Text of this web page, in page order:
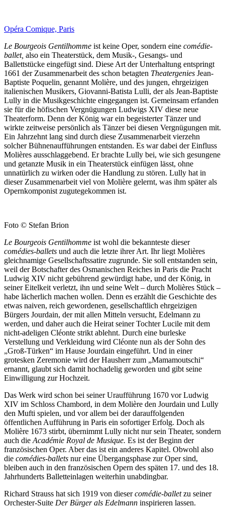
Opéra Comique, Paris
Le Bourgeois Gentilhomme ist keine Oper, sondern eine comédie-
ballet, also ein Theaterstück, dem Musik-, Gesangs- und
Ballettstücke eingefügt sind. Diese Art der Unterhaltung entspringt
1661 der Zusammenarbeit des schon betagten Theatergenies Jean-
Baptiste Poquelin, genannt Molière, und des jungen, ehrgeizigen
italienischen Musikers, Giovanni-Batista Lulli, der als Jean-Baptiste
Lully in die Musikgeschichte eingegangen ist. Gemeinsam erfanden
sie für die höfischen Vergnügungen Ludwigs XIV diese neue
Theaterform. Denn der König war ein begeisterter Tänzer und
wirkte zeitweise persönlich als Tänzer bei diesen Vergnügungen mit.
Ein Jahrzehnt lang sind durch diese Zusammenarbeit vierzehn
solcher Bühnenaufführungen entstanden. Es war dabei der Einfluss
Molières ausschlaggebend. Er brachte Lully bei, wie sich gesungene
und getanzte Musik in ein Theaterstück einfügen lässt, ohne
unnatürlich zu wirken oder die Handlung zu stören. Lully hat in
dieser Zusammenarbeit viel von Molière gelernt, was ihm später als
Opernkomponist zugutegekommen ist.
Foto © Stefan Brion
Le Bourgeois Gentilhomme ist wohl die bekannteste dieser
comédies-ballets und auch die letzte ihrer Art. Ihr liegt Molières
gleichnamige Gesellschaftssatire zugrunde. Sie soll entstanden sein,
weil der Botschafter des Osmanischen Reiches in Paris die Pracht
Ludwig XIV nicht gebührend gewürdigt habe, und der König, in
seiner Eitelkeit verletzt, ihn und seine Welt – durch Molières Stück –
habe lächerlich machen wollen. Denn es erzählt die Geschichte des
etwas naiven, reich gewordenen, gesellschaftlich ehrgeizigen
Bürgers Jourdain, der mit allen Mitteln versucht, Edelmann zu
werden, und daher auch die Heirat seiner Tochter Lucile mit dem
nicht-adeligen Cléonte strikt ablehnt. Durch eine burleske
Verstellung und Verkleidung wird Cléonte nun als der Sohn des
„Groß-Türken“ im Hause Jourdain eingeführt. Und in einer
grotesken Zeremonie wird der Hausherr zum „Mamamoutschi“
ernannt, glaubt sich damit hochadelig geworden und gibt seine
Einwilligung zur Hochzeit.
Das Werk wird schon bei seiner Uraufführung 1670 vor Ludwig
XIV im Schloss Chambord, in dem Molière den Jourdain und Lully
den Mufti spielen, und vor allem bei der darauffolgenden
öffentlichen Aufführung in Paris ein sofortiger Erfolg. Doch als
Molière 1673 stirbt, übernimmt Lully nicht nur sein Theater, sondern
auch die Académie Royal de Musique. Es ist der Beginn der
französischen Oper. Aber das ist ein anderes Kapitel. Obwohl also
die comédies-ballets nur eine Übergangsphase zur Oper sind,
bleiben auch in den französischen Opern des späten 17. und des 18.
Jahrhunderts Balletteinlagen weiterhin unabdingbar.
Richard Strauss hat sich 1919 von diesercomédie-balletzu seiner
Orchester-Suite Der Bürger als Edelmann inspirieren lassen.